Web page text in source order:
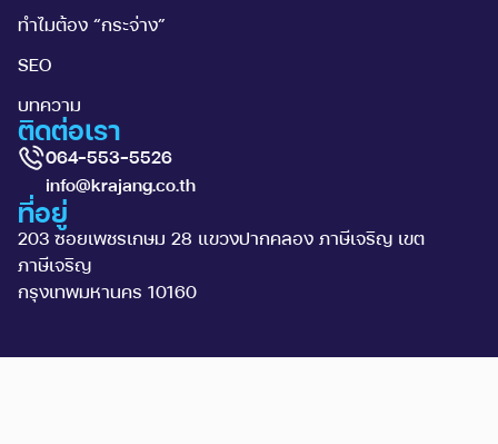
ทำไมต้อง “กระจ่าง”
SEO
บทความ
ติดต่อเรา
064-553-5526
info@krajang.co.th
ที่อยู่
203 ซอยเพชรเกษม 28 แขวงปากคลอง ภาษีเจริญ เขต
ภาษีเจริญ
กรุงเทพมหานคร 10160